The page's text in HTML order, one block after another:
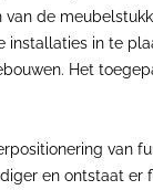
de
in te
Het
van
en ontstaat